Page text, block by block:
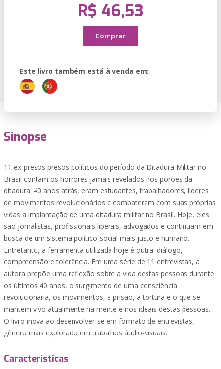
R$ 46,53
Comprar
Este livro também está à venda em:
Sinopse
11 ex-presos presos políticos do período da Ditadura Militar no
Brasil contam os horrores jamais revelados nos porões da
ditadura. 40 anos atrás, eram estudantes, trabalhadores, líderes
de movimentos revolucionários e combateram com suas próprias
vidas a implantação de uma ditadura militar no Brasil. Hoje, eles
são jornalistas, profissionais liberais, advogados e continuam em
busca de um sistema político-social mais justo e humano.
Entretanto, a ferramenta utilizada hoje é outra: diálogo,
compreensão e tolerância. Em uma série de 11 entrevistas, a
autora propõe uma reflexão sobre a vida destas pessoas durante
os últimos 40 anos, o surgimento de uma consciência
revolucionária, os movimentos, a prisão, a tortura e o que se
mantem vivo atualmente na mente e nos ideais destas pessoas.
O livro inova ao desenvolver-se em formato de entrevistas,
gênero mais explorado em trabalhos áudio-visuais.
Características